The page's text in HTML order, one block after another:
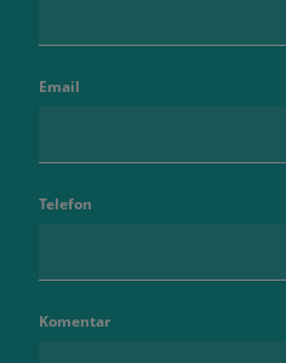
Email
Telefon
Komentar